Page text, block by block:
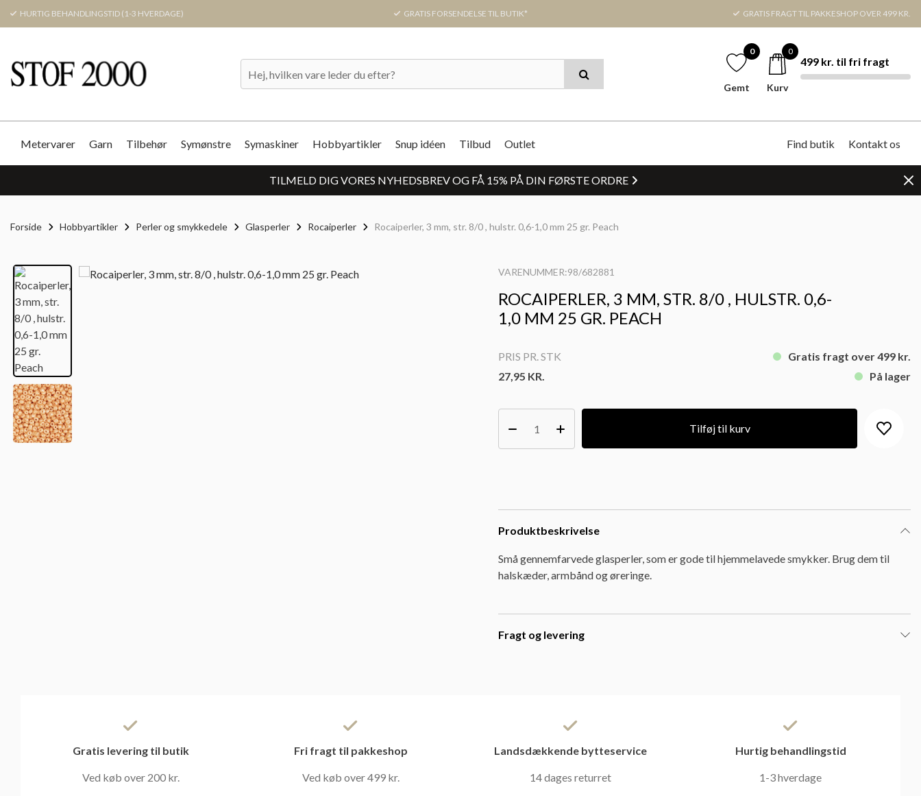
HURTIG BEHANDLINGSTID (1-3 HVERDAGE) GRATIS FORSENDELSE TIL BUTIK* GRATIS FRAGT TIL PAKKESHOP OVER 499 KR.
0
Gemt
0
Kurv
499 kr. til fri fragt
Metervarer Garn Tilbehør Symønstre Symaskiner Hobbyartikler Snup idéen Tilbud Outlet Find butik Kontakt os
TILMELD DIG VORES NYHEDSBREV OG FÅ 15% PÅ DIN FØRSTE ORDRE
Forside Hobbyartikler Perler og smykkedele Glasperler Rocaiperler Rocaiperler, 3 mm, str. 8/0 , hulstr. 0,6-1,0 mm 25 gr. Peach
VARENUMMER:98/682881
ROCAIPERLER, 3 MM, STR. 8/0 , HULSTR. 0,6-
1,0 MM 25 GR. PEACH
PRIS PR. STK
27,95 KR.
Gratis fragt over 499 kr.
På lager
Tilføj til kurv
Produktbeskrivelse
Små gennemfarvede glasperler, som er gode til hjemmelavede smykker. Brug dem til
halskæder, armbånd og øreringe.
Fragt og levering
Gratis levering til butik
Ved køb over 200 kr.
Fri fragt til pakkeshop
Ved køb over 499 kr.
Landsdækkende bytteservice
14 dages returret
Hurtig behandlingstid
1-3 hverdage